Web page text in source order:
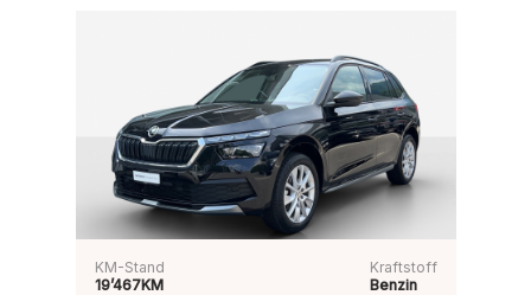
KM-Stand
19’467KM
Kraftstoff
Benzin